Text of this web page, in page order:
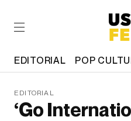
EDITORIAL POP
EDITORIAL
‘Go